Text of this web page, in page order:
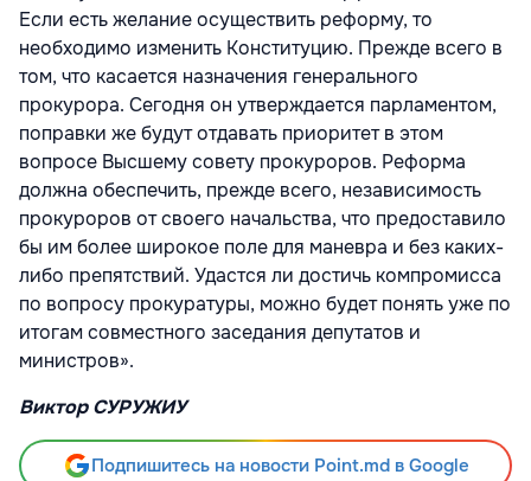
Если есть желание осуществить реформу, то
необходимо изменить Конституцию. Прежде всего в
том, что касается назначения генерального
прокурора. Сегодня он утверждается парламентом,
поправки же будут отдавать приоритет в этом
вопросе Высшему совету прокуроров. Реформа
должна обеспечить, прежде всего, независимость
прокуроров от своего начальства, что предоставило
бы им более широкое поле для маневра и без каких-
либо препятствий. Удастся ли достичь компромисса
по вопросу прокуратуры, можно будет понять уже по
итогам совместного заседания депутатов и
министров».
Виктор СУРУЖИУ
Подпишитесь на новости Point.md в Google